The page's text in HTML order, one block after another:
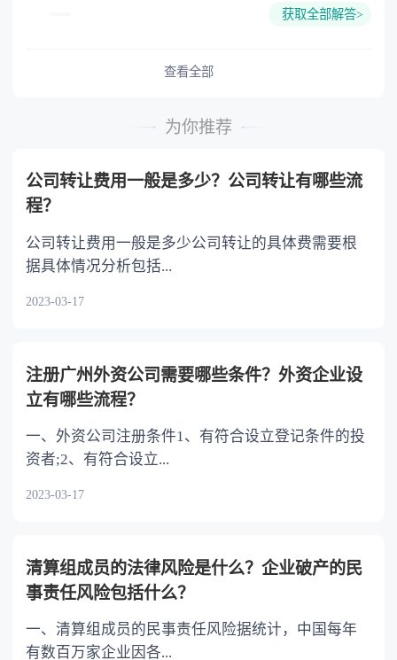
借款合同对支付利息约定不明确，当事人不能达
人之间借款的，视为没有利息。 夫妻之间打欠条
民事行为能力。 2.意思表示真实。 3.不
良俗。如自然人之间的借款合同约定支付利息
的，借款的利率不得违反国家有关限制借款利率
期徒刑以下刑罚的人，免除前款规定的报告义
“将股份奖励给本公司职工”这一情形修改为“将
司债券”和“上市公司为避免公司遭受重大损害，
及“法律、行政法规规定的其他情形”的兜底性规
回购股份的期限。规定公司因将股份用于员工持
可转换为股票的公司债券，以及上市公司为避免
公司遭受重大损害、维护公司价值及股东权益所
规定或者股东大会的授权，经三分之二以上董事
本公司股份数不得超过本公司已发行股份总额的
百分之十，并应当在三年内转让或者注销。 三是
公司滥用股份回购制度，引发操纵市场、内幕交
易等利益输送行为，增加规定上市公司收购本公
司股份应当依照证券法的规定履行信息披露义
获取全部解答>
查看全部
为你推荐
公司转让费用一般是多少？公司转让有哪些流
程？
公司转让费用一般是多少公司转让的具体费需要根
据具体情况分析包括...
2023-03-17
注册广州外资公司需要哪些条件？外资企业设
立有哪些流程？
一、外资公司注册条件1、有符合设立登记条件的投
资者;2、有符合设立...
2023-03-17
清算组成员的法律风险是什么？企业破产的民
事责任风险包括什么？
一、清算组成员的民事责任风险据统计，中国每年
有数百万家企业因各...